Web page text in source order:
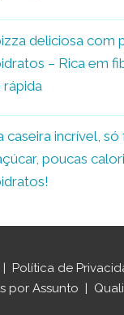
deliciosa com
– Rica em
rápida
caseira incrível,
poucas
Política de
por Assunto